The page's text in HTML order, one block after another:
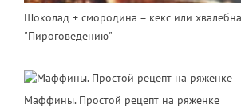
Шоколад + смородина = кекс или
"Пироговедению"
Маффины. Простой рецепт на ряженке